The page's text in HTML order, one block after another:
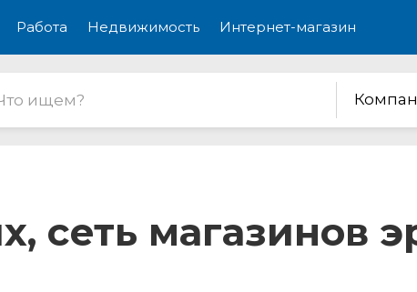
Работа Недвижимость Интернет-магазин
сеть магазинов